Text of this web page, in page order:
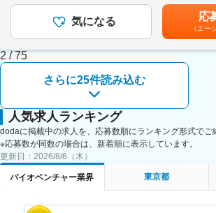
当社の再生医療製品、生物製剤、アンチエイ
康食品のプロモーションを行います。
見積書、説明資料、サンプルを準備し、提案
競合製品、価格変動、顧客フィードバック、
らの市場動向を調査します。
上司を補佐し、営業戦略、商品構成、販促企
す。
＜営業データ管理＞
個人の営業進捗を管理し、CRMシステム、営
記入します。
アフターサービス、請求処理、入金確認などの
＜展示会およびプロモーション活動＞
に参加します。
目安の金額であり、選考を通じて上下する可
額)は固定手当を含めた表記です。
気になる 応
（エー
2 /75
さらに25件読み込む
人気求人ランキング
dodaに掲載中の求人を、応募数順にランキング形式でご
※応募数が同数の場合は、新着順に表示しています。
更新日： 2026/8/6（木）
バイオベンチャー業界 東京都